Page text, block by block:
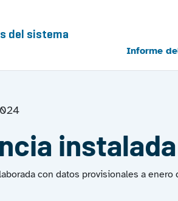
del sistema
Main
Informe
instalada
con datos provisionales a enero